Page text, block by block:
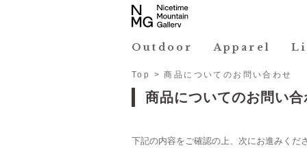
Outdoor Apparel
Top > 商品についてのお問い合わせ
商品についてのお問い合
下記の内容をご確認の上、次にお進みくださ